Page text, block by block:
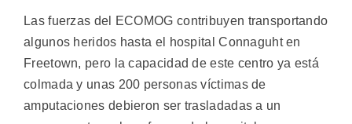
Las fuerzas del ECOMOG contribuyen transportando
algunos heridos hasta el hospital Connaguht en
Freetown, pero la capacidad de este centro ya está
colmada y unas 200 personas víctimas de
amputaciones debieron ser trasladadas a un